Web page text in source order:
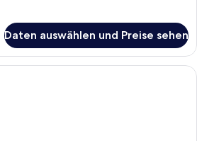
Daten auswählen und Preise sehen